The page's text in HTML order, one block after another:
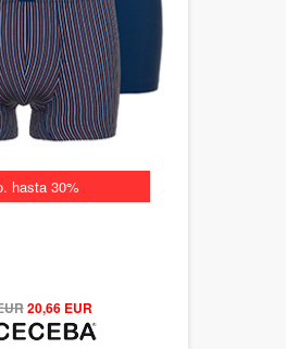
hasta 30%
out of 520,66 EUR